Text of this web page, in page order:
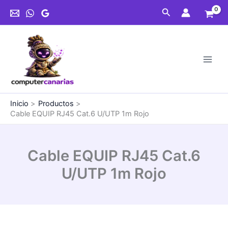
Buscar
Inicio
Productos
Cable EQUIP RJ45 Cat.6 U/UTP 1m Rojo
Cable EQUIP RJ45 Cat.6
U/UTP 1m Rojo
Cat.6
U/UTP
cantidad